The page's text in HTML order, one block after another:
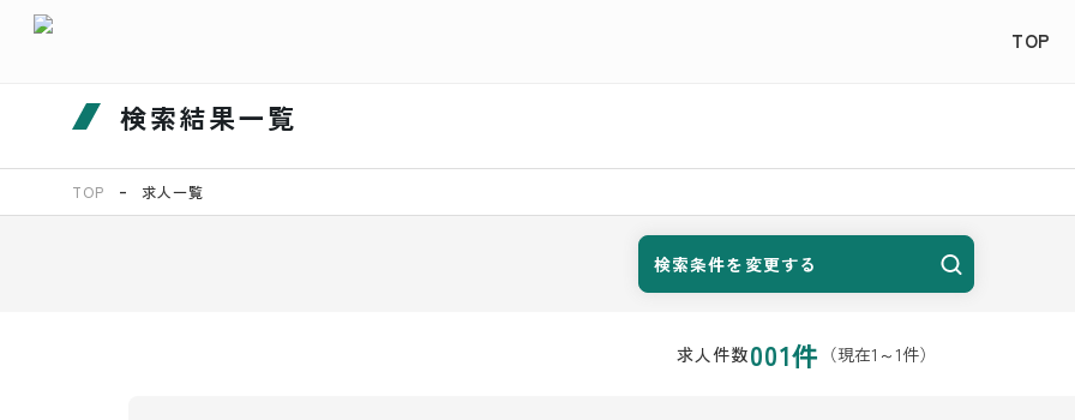
TOP
検索結果一覧
TOP 求人一覧
検索条件を変更する
求人件数001件 （現在1 ～1件）